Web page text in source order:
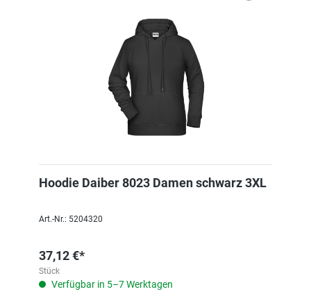
Hoodie Daiber 8023 Damen schwarz 3XL
Art.-Nr.: 5204320
37,12 €*
Stück
Verfügbar in 5–7 Werktagen